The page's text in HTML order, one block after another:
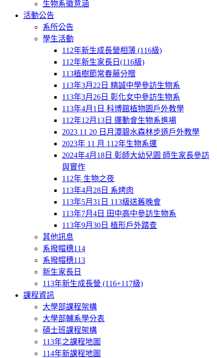
生物系徽意涵
活動公告
系所公告
學生活動
112年新生成長營相簿 (116級)
112年新生家長日(116級)
113植樹節常春藤分贈
113年3月22日 精誠中學參訪生物系
113年3月26日 彰化女中參訪生物系
113年4月1日 科博館植物園戶外教學
112年12月13日 運動會生物系進場
2023 11 20 日月潭碧水森林步道戶外教學
2023年 11 月 112年生物系運
2024年4月18日 彰師大幼兒園 師生家長參訪
與實作
112年 生物之夜
113年4月28日 系烤肉
113年5月31日 113級送舊晚會
113年7月4日 田中高中參訪生物系
113年9月30日 植形戶外踏查
其他訊息
系撥帽穗114
系撥帽穗113
新生家長日
113年新生成長營 (116+117級)
課程資訊
大學部課程架構
大學部輔系學分表
碩士班課程架構
113年之課程地圖
114年新課程地圖